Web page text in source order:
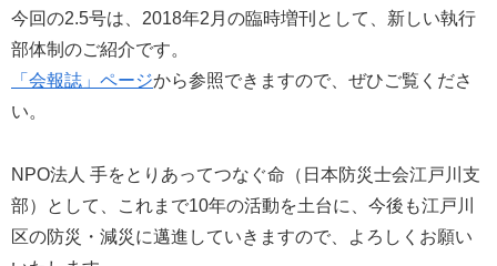
今回の2.5号は、2018年2月の臨時増刊として、新しい執行
部体制のご紹介です。
「会報誌」ページから参照できますので、ぜひご覧くださ
い。
NPO法人 手をとりあってつなぐ命（日本防災士会江戸川支
部）として、これまで10年の活動を土台に、今後も江戸川
区の防災・減災に邁進していきますので、よろしくお願い